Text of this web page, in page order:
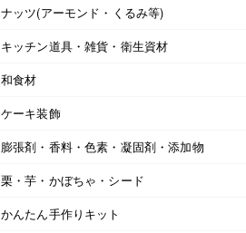
ナッツ(アーモンド・くるみ等)
キッチン道具・雑貨・衛生資材
和食材
ケーキ装飾
膨張剤・香料・色素・凝固剤・添加物
栗・芋・かぼちゃ・シード
かんたん手作りキット